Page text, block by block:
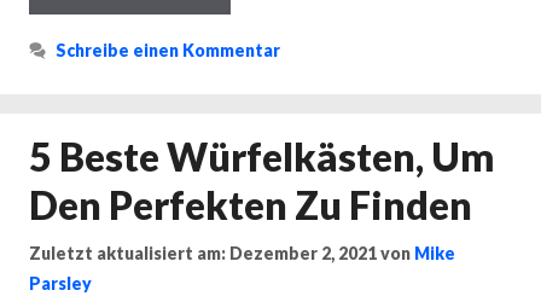
Schreibe einen Kommentar
5 Beste Würfelkästen, Um
Den Perfekten Zu Finden
Zuletzt aktualisiert am: Dezember 2, 2021von Mike
Parsley